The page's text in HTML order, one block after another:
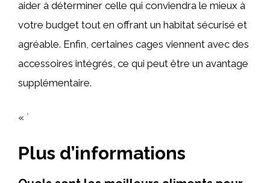
aider à déterminer celle qui conviendra le mieux à
votre budget tout en offrant un habitat sécurisé et
agréable. Enfin, certaines cages viennent avec des
accessoires intégrés, ce qui peut être un avantage
supplémentaire.
« `
Plus d’informations